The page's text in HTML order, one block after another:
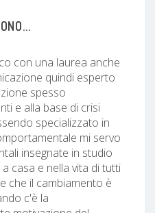
con una laurea anche
quindi esperto
spesso
e alla base di crisi
specializzato in
mi servo
insegnate in studio
casa e nella vita di tutti
che il cambiamento è
c'è la